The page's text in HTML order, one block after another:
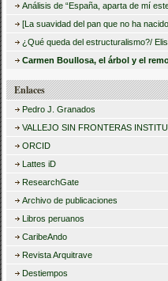
Análisis de “España, aparta de mí
[La suavidad del pan que no ha
¿Qué queda del estructuralismo?/
Carmen Boullosa, el árbol y el
Enlaces
Pedro J. Granados
VALLEJO SIN FRONTERAS
ORCID
Lattes iD
ResearchGate
Archivo de publicaciones
Libros peruanos
CaribeAndo
Revista Arquitrave
Destiempos